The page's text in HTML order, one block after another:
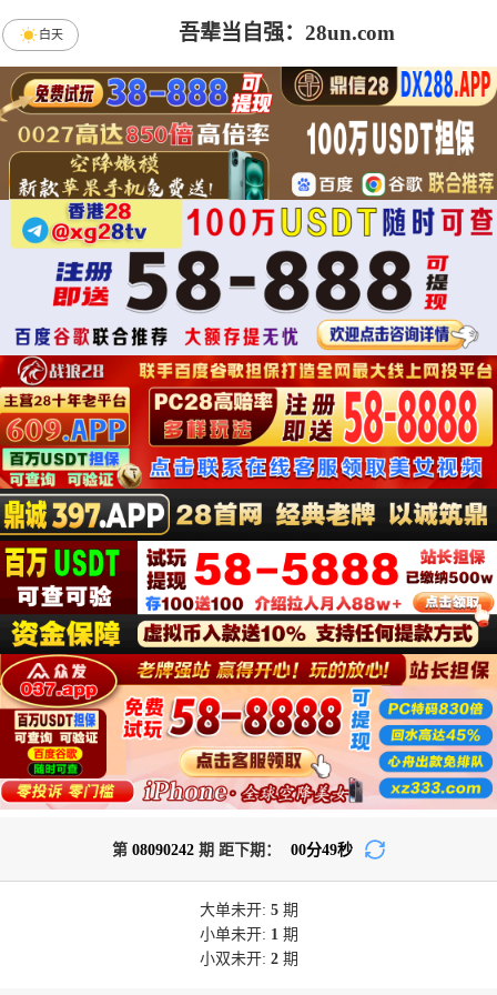
吾辈当自强：28un.com
白天
第 08090242 期 距下期： 00分48秒
大单未开: 5期
小单未开: 1期
小双未开: 2期